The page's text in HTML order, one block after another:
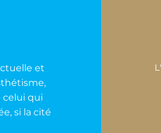
et
celui qui
si la cité